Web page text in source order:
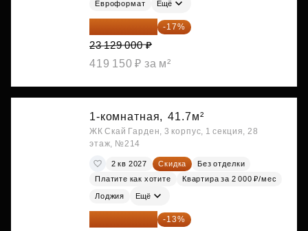
Евроформат Ещё
19 197 070 ₽ -17%
23 129 000 ₽
419 150 ₽ за м²
1-комнатная, 41.7м²
ЖК Скай Гарден, 3 корпус, 1 секция, 28
этаж, №214
2 кв 2027 Скидка
Без отделки
Платите как хотите
Квартира за 2 000 ₽/мес
Лоджия Ещё
19 209 731 ₽ -13%